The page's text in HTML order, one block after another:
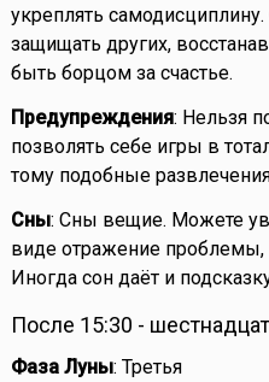
укреплять
защищать других,
быть борцом за счастье.
Предупреждения: Нельзя
позволять себе игры в
тому подобные
Сны: Сны вещие. Можете
виде отражение
Иногда сон даёт и
После 15:30 -
Фаза Луны: Третья